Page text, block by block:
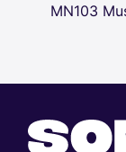
MN103